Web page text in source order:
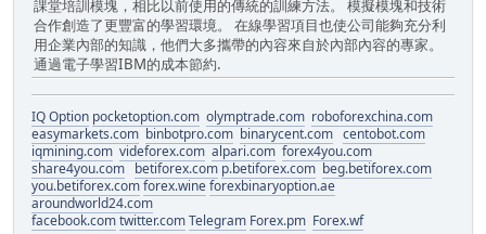
課堂培訓模塊，相比以前使用的傳統的訓練方法。 模擬模塊和技術
合作創造了更豐富的學習環境。 在線學習項目也使公司能夠充分利
用企業內部的知識，他們大多攜帶的內容來自於內部內容的專家。
通過電子學習IBM的成本節約.
IQ Option pocketoption.com olymptrade.com roboforexchina.com
easymarkets.com binbotpro.com binarycent.com centobot.com
iqmining.com videforex.com alpari.com forex4you.com
share4you.com betiforex.com p.betiforex.com beg.betiforex.com
you.betiforex.comforex.wineforexbinaryoption.ae
aroundworld24.com
facebook.comtwitter.comTelegram Forex.pm Forex.wf